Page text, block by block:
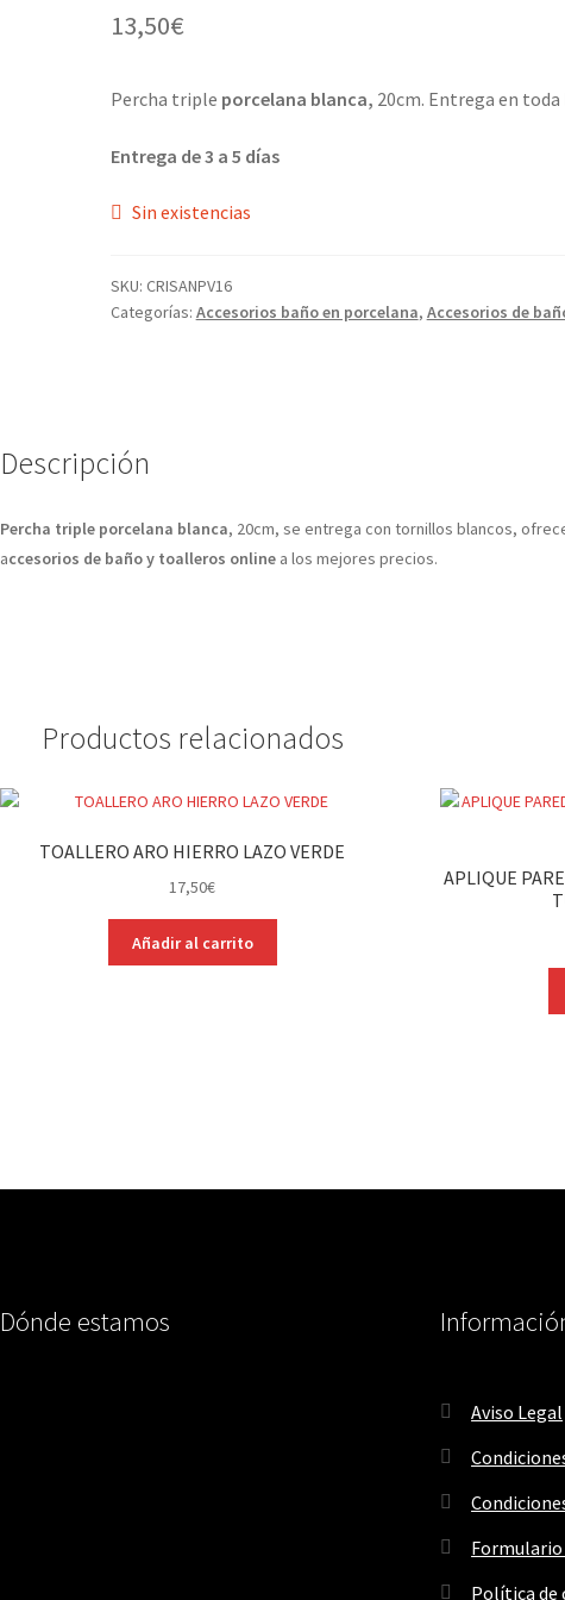
13,50€
Percha triple porcelana blanca, 20cm. Entrega en
Entrega de 3 a 5 días
Sin existencias
SKU: CRISANPV16
Categorías: Accesorios baño en porcelana, Accesorios de
Descripción
Percha triple porcelana blanca, 20cm, se entrega con tornillos blancos,
accesorios de baño y toalleros online a los mejores precios.
Productos relacionados
TOALLERO ARO HIERRO LAZO VERDE
17,50€
Añadir al carrito
APLIQUE
Dónde estamos
Aviso Legal
Política de